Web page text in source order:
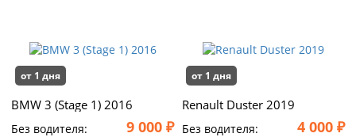
от 1 дня
BMW 3 (Stage 1) 2016
Без водителя: 9 000 ₽
от 1 дня
Renault Duster 2019
Без водителя: 4 000 ₽